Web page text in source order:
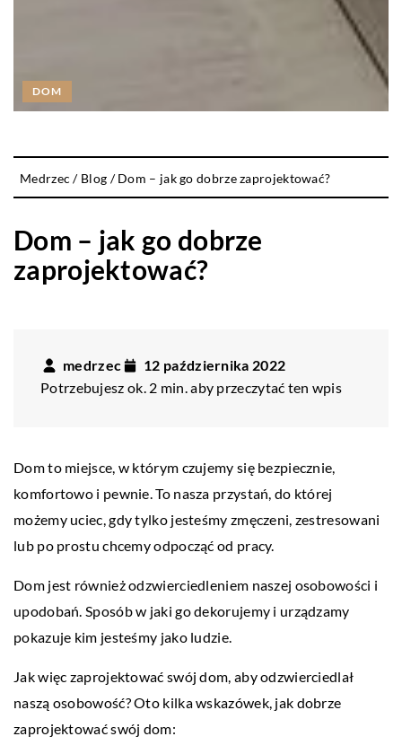
DOM
Medrzec / Blog /Dom – jak go dobrze zaprojektować?
Dom – jak go dobrze
zaprojektować?
medrzec
12 października 2022
Potrzebujesz ok. 2 min. aby przeczytać ten wpis
Dom to miejsce, w którym czujemy się bezpiecznie,
komfortowo i pewnie. To nasza przystań, do której
możemy uciec, gdy tylko jesteśmy zmęczeni, zestresowani
lub po prostu chcemy odpocząć od pracy.
Dom jest również odzwierciedleniem naszej osobowości i
upodobań. Sposób w jaki go dekorujemy i urządzamy
pokazuje kim jesteśmy jako ludzie.
Jak więc zaprojektować swój dom, aby odzwierciedlał
naszą osobowość? Oto kilka wskazówek, jak dobrze
zaprojektować swój dom: